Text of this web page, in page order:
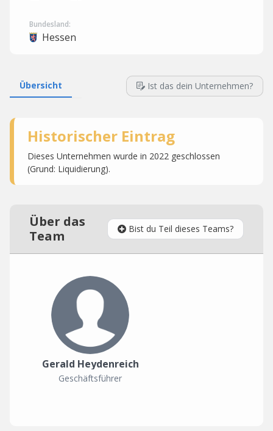
Bundesland:
Hessen
Übersicht Ist das dein Unternehmen?
Historischer Eintrag
Dieses Unternehmen wurde in 2022 geschlossen
(Grund: Liquidierung).
Über das
Team
Bist du Teil dieses Teams?
Gerald Heydenreich
Geschäftsführer